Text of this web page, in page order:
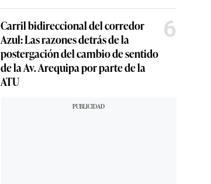
Carril bidireccional del corredor
Azul: Las razones detrás de la
postergación del cambio de sentido
de la Av. Arequipa por parte de la
ATU
6